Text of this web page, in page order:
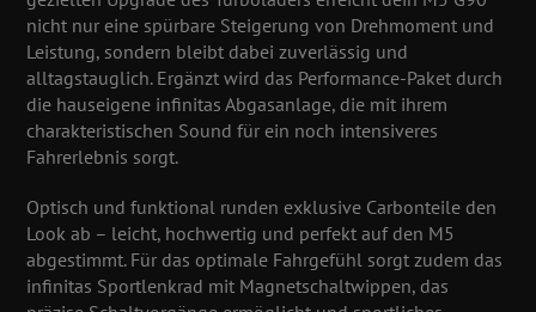
nicht nur eine spürbare Steigerung von Drehmoment und
Leistung, sondern bleibt dabei zuverlässig und
alltagstauglich. Ergänzt wird das Performance-Paket durch
die hauseigene infinitas Abgasanlage, die mit ihrem
charakteristischen Sound für ein noch intensiveres
Fahrerlebnis sorgt.
Optisch und funktional runden exklusive Carbonteile den
Look ab – leicht, hochwertig und perfekt auf den M5
abgestimmt. Für das optimale Fahrgefühl sorgt zudem das
infinitas Sportlenkrad mit Magnetschaltwippen, das